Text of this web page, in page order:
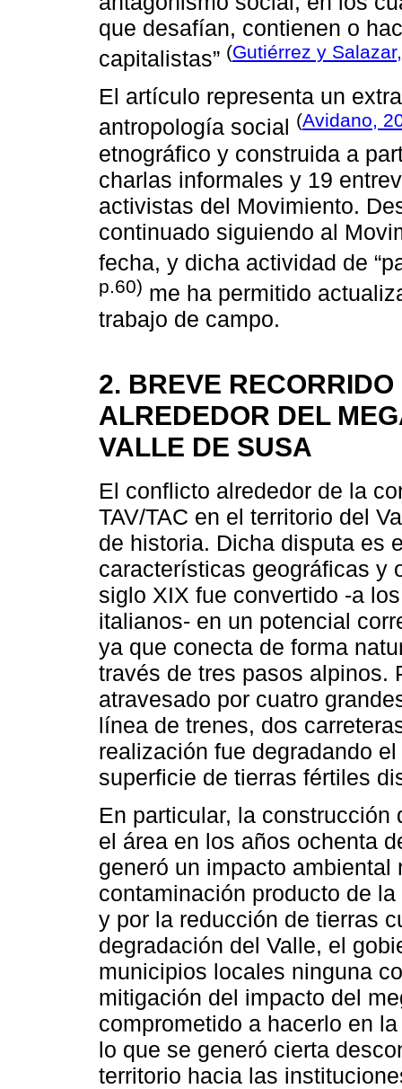
que desafían, contienen o
capitalistas” (Gutiérrez y
El artículo representa un
antropología social (Avidano,
etnográfico y construida a
charlas informales y 19
activistas del Movimiento.
continuado siguiendo al
fecha, y dicha actividad de
p.60) me ha permitido
trabajo de campo.
2. BREVE
ALREDEDOR DEL
VALLE DE SUSA
El conflicto alrededor de la
TAV/TAC en el territorio del
de historia. Dicha disputa es
características geográficas y
siglo XIX fue convertido -a
italianos- en un potencial
ya que conecta de forma
través de tres pasos alpinos.
atravesado por cuatro
línea de trenes, dos
realización fue degradando
superficie de tierras fértiles
En particular, la
el área en los años ochenta
generó un impacto
contaminación producto de
y por la reducción de tierras
degradación del Valle, el
municipios locales ninguna
mitigación del impacto del
comprometido a hacerlo en
lo que se generó cierta
territorio hacia las